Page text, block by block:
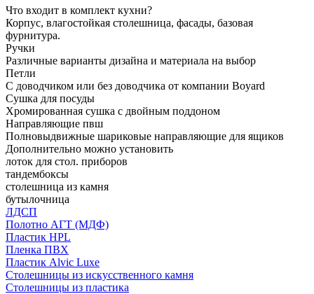
Что входит в комплект кухни?
Корпус, влагостойкая столешница, фасады, базовая
фурнитура.
Ручки
Различные варианты дизайна и материала на выбор
Петли
С доводчиком или без доводчика от компании Boyard
Сушка для посуды
Хромированная сушка с двойным поддоном
Направляющие пвш
Полновыдвижные шариковые направляющие для ящиков
Дополнительно можно установить
лоток для стол. приборов
тандембоксы
столешница из камня
бутылочница
ЛДСП
Полотно АГТ (МДФ)
Пластик HPL
Пленка ПВХ
Пластик Alvic Luxe
Столешницы из искусственного камня
Столешницы из пластика